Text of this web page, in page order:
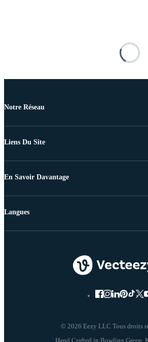
Notre Réseau
Liens Du Site
En Savoir Davantage
© 2026 Eezy LLC Tous droits
Langues